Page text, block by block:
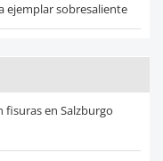
ejemplar sobresaliente
fisuras en Salzburgo